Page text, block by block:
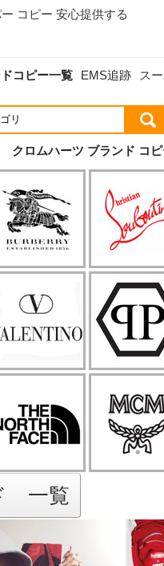
ー コピー 安心提供する
コピー一覧 EMS追跡 ス
クロムハーツ ブランド コ
一覧